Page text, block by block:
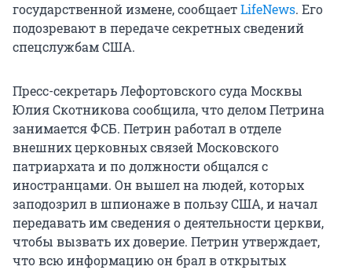
государственной измене, сообщаетLifeNews. Его
подозревают в передаче секретных сведений
спецслужбам США.
Пресс-секретарь Лефортовского суда Москвы
Юлия Скотникова сообщила, что делом Петрина
занимается ФСБ. Петрин работал в отделе
внешних церковных связей Московского
патриархата и по должности общался с
иностранцами. Он вышел на людей, которых
заподозрил в шпионаже в пользу США, и начал
передавать им сведения о деятельности церкви,
чтобы вызвать их доверие. Петрин утверждает,
что всю информацию он брал в открытых